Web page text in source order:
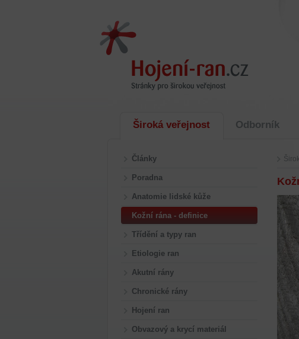
Široká veřejnost Odborník
Články
Poradna
Anatomie lidské kůže
Kožní rána - definice
Třídění a typy ran
Etiologie ran
Akutní rány
Chronické rány
Hojení ran
Obvazový a krycí materiál